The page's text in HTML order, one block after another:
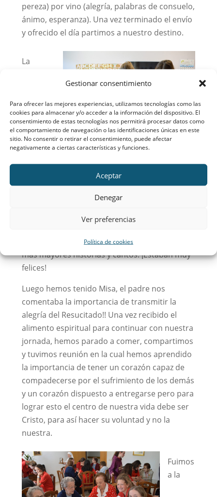
Gestionar consentimiento
Para ofrecer las mejores experiencias, utilizamos tecnologías como las
cookies para almacenar y/o acceder a la información del dispositivo. El
consentimiento de estas tecnologías nos permitirá procesar datos como
el comportamiento de navegación o las identificaciones únicas en este
sitio. No consentir o retirar el consentimiento, puede afectar
negativamente a ciertas características y funciones.
Aceptar
Denegar
Ver preferencias
Política de cookies
pereza) por vino (alegría, palabras de consuelo,
ánimo, esperanza). Una vez terminado el envío
y ofrecido el día partimos a nuestro destino.
Misioneras ayudando en el Rosario.
La
residencia a la que hemos ido se llama San
Fernando, ahí preparamos una manualidad
que consistía en hacer un Rosario de pequeñas
bolitas, los ancianos lo hicieron muy bien.
Luego rezamos un Misterio del Rosario a la
cuide siempre; además, compartimos con los
más mayores historias y cantos. ¡Estaban muy
felices!
Luego hemos tenido Misa, el padre nos
comentaba la importancia de transmitir la
alegría del Resucitado!! Una vez recibido el
alimento espiritual para continuar con nuestra
jornada, hemos parado a comer, compartimos
y tuvimos reunión en la cual hemos aprendido
la importancia de tener un corazón capaz de
compadecerse por el sufrimiento de los demás
y un corazón dispuesto a entregarse pero para
lograr esto el centro de nuestra vida debe ser
Cristo, para así hacer su voluntad y no la
nuestra.
Fuimos
a la